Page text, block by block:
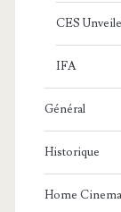
CES
IFA
Général
Historique
Home Cinema